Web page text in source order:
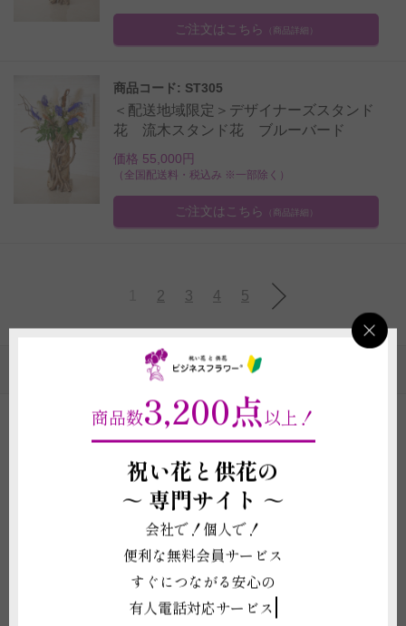
ご注文はこちら （商品詳細）
商品コード: ST305
＜配送地域限定＞デザイナーズスタンド
花 流木スタンド花 ブルーバード
価格 55,000円
（全国配送料・税込み ※一部除く）
ご注文はこちら （商品詳細）
2 3 4 5
スタンド花のカテゴリの一覧
ビジネスフラワー®のスタンド花ができる10のポイン
ホテルやイベントでのお渡しに合わせたご
納品承ります
立札（名札）を1枚無料対応
商品数3,200点以上！
祝い花と供花の
～ 専門サイト ～
会社で！個人で！
便利な無料会員サービス
すぐにつながる安心の
有人電話対応サービス